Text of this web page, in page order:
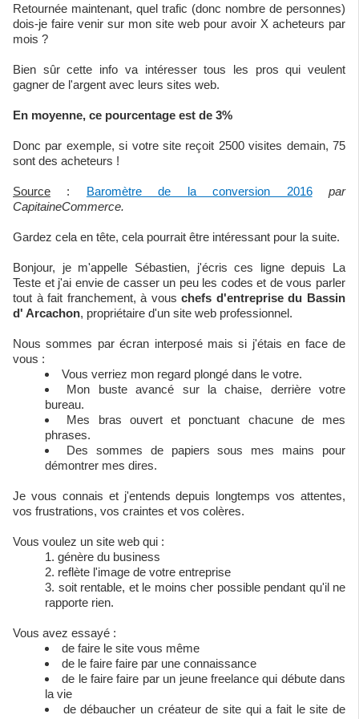
Retournée maintenant, quel trafic (donc nombre de personnes)
dois-je faire venir sur mon site web pour avoir X acheteurs par
mois ?
Bien sûr cette info va intéresser tous les pros qui veulent
gagner de l'argent avec leurs sites web.
En moyenne, ce pourcentage est de 3%
Donc par exemple, si votre site reçoit 2500 visites demain, 75
sont des acheteurs !
Source : Baromètre de la conversion 2016par
CapitaineCommerce.
Gardez cela en tête, cela pourrait être intéressant pour la suite.
Bonjour, je m'appelle Sébastien, j'écris ces ligne depuis La
Teste et j'ai envie de casser un peu les codes et de vous parler
tout à fait franchement, à vouschefs d'entreprise du Bassin
d' Arcachon, propriétaire d'un site web professionnel.
Nous sommes par écran interposé mais si j'étais en face de
vous :
Vous verriez mon regard plongé dans le votre.
Mon buste avancé sur la chaise, derrière votre
bureau.
Mes bras ouvert et ponctuant chacune de mes
phrases.
Des sommes de papiers sous mes mains pour
démontrer mes dires.
Je vous connais et j'entends depuis longtemps vos attentes,
vos frustrations, vos craintes et vos colères.
Vous voulez un site web qui :
génère du business
reflète l'image de votre entreprise
soit rentable, et le moins cher possible pendant qu'il ne
rapporte rien.
Vous avez essayé :
de faire le site vous même
de le faire faire par une connaissance
de le faire faire par un jeune freelance qui débute dans
la vie
de débaucher un créateur de site qui a fait le site de